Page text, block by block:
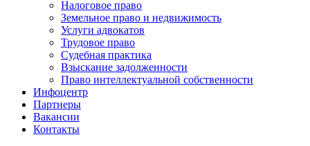
Налоговое право
Земельное право и недвижимость
Услуги адвокатов
Трудовое право
Судебная практика
Взыскание задолженности
Право интеллектуальной собственности
Инфоцентр
Партнеры
Вакансии
Контакты